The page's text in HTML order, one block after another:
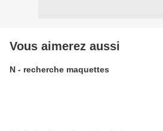
Vous aimerez aussi
N - recherche maquettes